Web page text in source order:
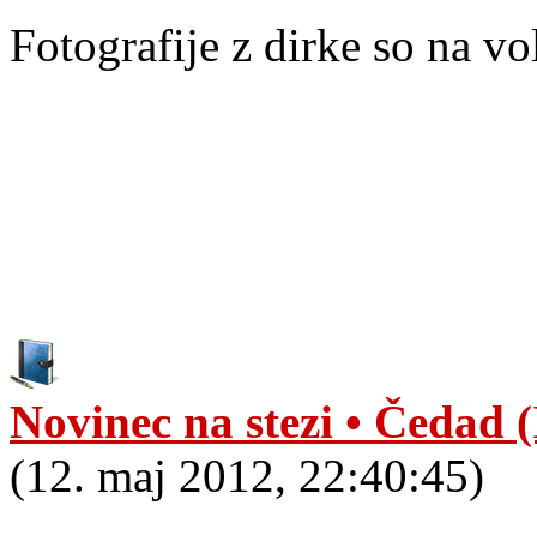
Fotografije z dirke so na
Novinec na stezi • Čedad
(12. maj 2012, 22:40:45)